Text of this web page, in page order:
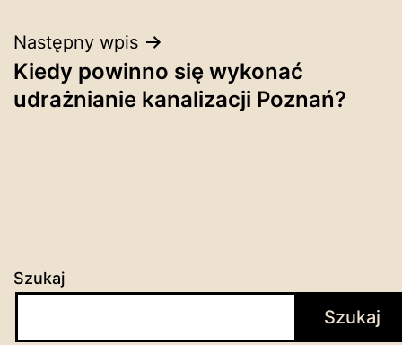
Następny wpis
Kiedy powinno się wykonać
udrażnianie kanalizacji Poznań?
Szukaj
Szukaj